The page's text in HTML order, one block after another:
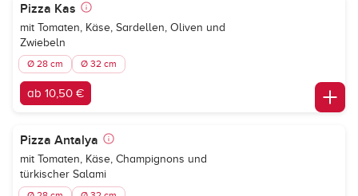
Pizza Kas
mit Tomaten, Käse, Sardellen, Oliven und
Zwiebeln
Ø 28 cm Ø 32 cm
ab 10,50 €
Pizza Antalya
mit Tomaten, Käse, Champignons und
türkischer Salami